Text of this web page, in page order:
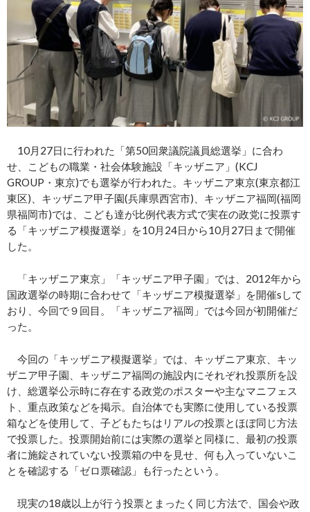
10月27日に行われた「第50回衆議院議員総選挙」に合わ
せ、こどもの職業・社会体験施設「キッザニア」(KCJ
GROUP・東京)でも選挙が行われた。キッザニア東京(東京都江
東区)、キッザニア甲子園(兵庫県西宮市)、キッザニア福岡(福岡
県福岡市)では、こども達が比例代表方式で実在の政党に投票す
る「キッザニア模擬選挙」を10月24日から10月27日まで開催
した。
「キッザニア東京」「キッザニア甲子園」では、2012年から
国政選挙の時期に合わせて「キッザニア模擬選挙」を開催sして
おり、今回で９回目。「キッザニア福岡」では今回が初開催だ
った。
今回の「キッザニア模擬選挙」では、キッザニア東京、キッ
ザニア甲子園、キッザニア福岡の施設内にそれぞれ投票所を設
け、総選挙公示時に存在する政党のポスターや主なマニフェス
ト、重点政策などを掲示。自治体でも実際に使用している投票
箱などを使用して、子どもたちはリアルの投票とほぼ同じ方法
で投票した。投票開始前には実際の選挙と同様に、最初の投票
者に施錠されていない投票箱の中を見せ、何も入っていないこ
とを確認する「ゼロ票確認」も行ったという。
現実の18歳以上が行う投票とまったく同じ方法で、国会や政